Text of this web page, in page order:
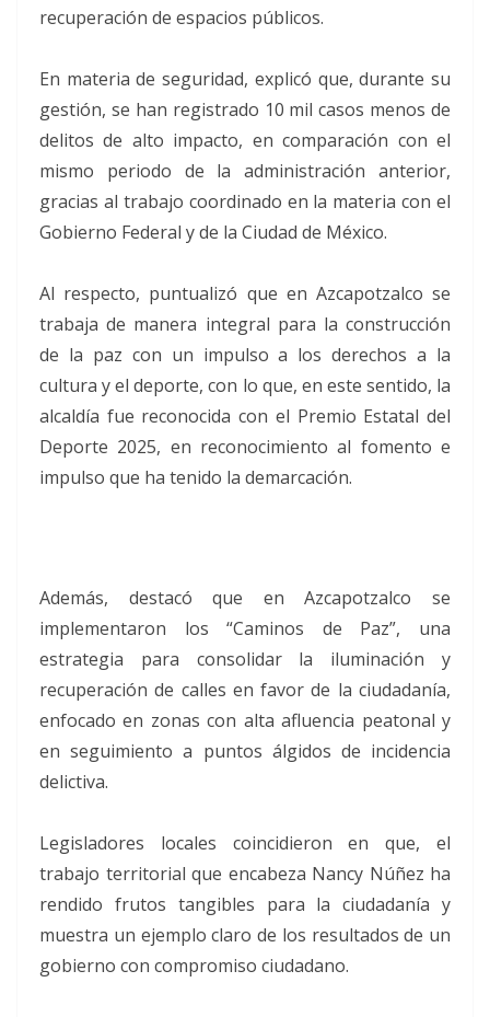
recuperación de espacios públicos.
En materia de seguridad, explicó que, durante su
gestión, se han registrado 10 mil casos menos de
delitos de alto impacto, en comparación con el
mismo periodo de la administración anterior,
gracias al trabajo coordinado en la materia con el
Gobierno Federal y de la Ciudad de México.
Al respecto, puntualizó que en Azcapotzalco se
trabaja de manera integral para la construcción
de la paz con un impulso a los derechos a la
cultura y el deporte, con lo que, en este sentido, la
alcaldía fue reconocida con el Premio Estatal del
Deporte 2025, en reconocimiento al fomento e
impulso que ha tenido la demarcación.
Además, destacó que en Azcapotzalco se
implementaron los “Caminos de Paz”, una
estrategia para consolidar la iluminación y
recuperación de calles en favor de la ciudadanía,
enfocado en zonas con alta afluencia peatonal y
en seguimiento a puntos álgidos de incidencia
delictiva.
Legisladores locales coincidieron en que, el
trabajo territorial que encabeza Nancy Núñez ha
rendido frutos tangibles para la ciudadanía y
muestra un ejemplo claro de los resultados de un
gobierno con compromiso ciudadano.